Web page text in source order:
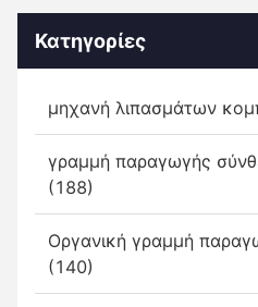
Κατηγορίες
μηχανή λιπασμάτων
γραμμή παραγωγής
(188)
Οργανική γραμμή
(140)